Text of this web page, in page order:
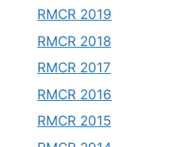
RMCR 2019
RMCR 2018
RMCR 2017
RMCR 2016
RMCR 2015